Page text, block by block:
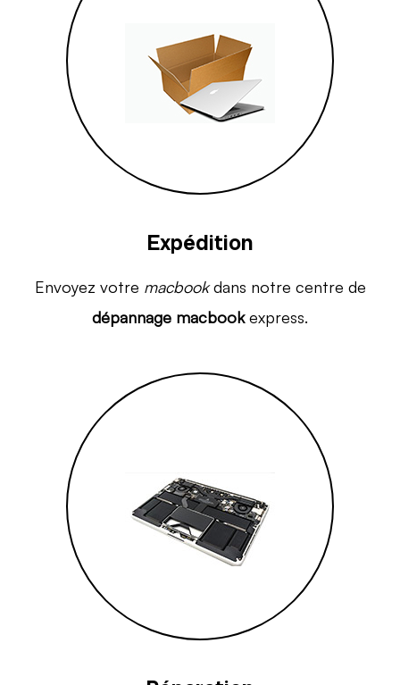
Expédition
Envoyez votre macbookdans notre centre de
dépannage macbookexpress.